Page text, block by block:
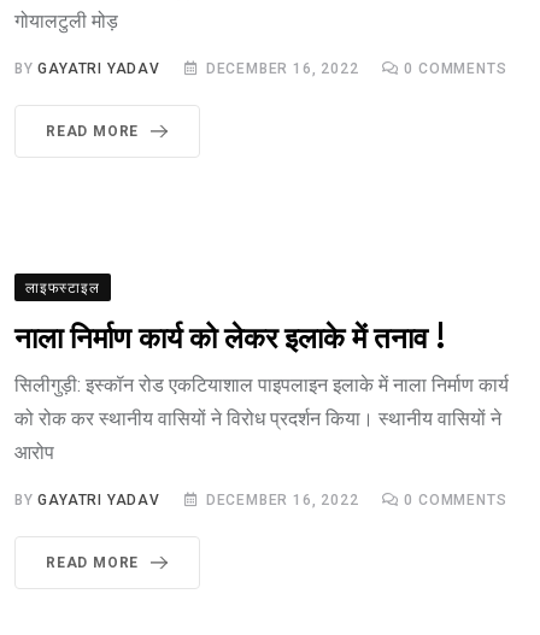
गोयालटुली मोड़
BYGAYATRI YADAV DECEMBER 16, 2022 0 COMMENTS
READ MORE
लाइफस्टाइल
नाला निर्माण कार्य को लेकर इलाके में तनाव !
सिलीगुड़ी: इस्कॉन रोड एकटियाशाल पाइपलाइन इलाके में नाला निर्माण कार्य
को रोक कर स्थानीय वासियों ने विरोध प्रदर्शन किया। स्थानीय वासियों ने
आरोप
BYGAYATRI YADAV DECEMBER 16, 2022 0 COMMENTS
READ MORE